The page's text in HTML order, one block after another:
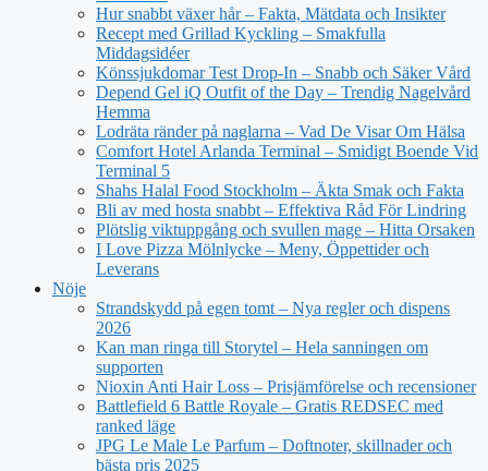
Hur snabbt växer hår – Fakta, Mätdata och Insikter
Recept med Grillad Kyckling – Smakfulla
Middagsidéer
Könssjukdomar Test Drop-In – Snabb och Säker Vård
Depend Gel iQ Outfit of the Day – Trendig Nagelvård
Hemma
Lodräta ränder på naglarna – Vad De Visar Om Hälsa
Comfort Hotel Arlanda Terminal – Smidigt Boende Vid
Terminal 5
Shahs Halal Food Stockholm – Äkta Smak och Fakta
Bli av med hosta snabbt – Effektiva Råd För Lindring
Plötslig viktuppgång och svullen mage – Hitta Orsaken
I Love Pizza Mölnlycke – Meny, Öppettider och
Leverans
Nöje
Strandskydd på egen tomt – Nya regler och dispens
2026
Kan man ringa till Storytel – Hela sanningen om
supporten
Nioxin Anti Hair Loss – Prisjämförelse och recensioner
Battlefield 6 Battle Royale – Gratis REDSEC med
ranked läge
JPG Le Male Le Parfum – Doftnoter, skillnader och
bästa pris 2025